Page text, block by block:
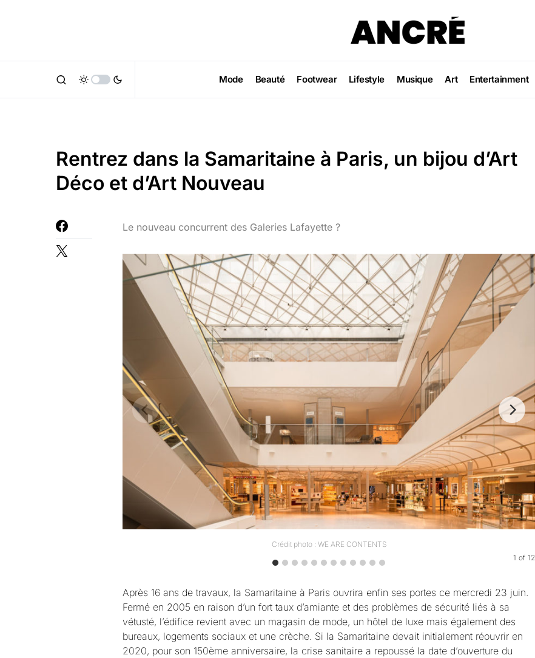
Mode Beauté Footwear Lifestyle Musique Art Entertainment
Rentrez dans la Samaritaine à Paris, un bijou d’Art
Déco et d’Art Nouveau
Le nouveau concurrent des Galeries Lafayette ?
Crédit photo : WE ARE CONTENTS
1 of 12
Après 16 ans de travaux, la Samaritaine à Paris ouvrira enfin ses portes ce mercredi 23 juin.
Fermé en 2005 en raison d’un fort taux d’amiante et des problèmes de sécurité liés à sa
vétusté, l’édifice revient avec un magasin de mode, un hôtel de luxe mais également des
bureaux, logements sociaux et une crèche. Si la Samaritaine devait initialement réouvrir en
2020, pour son 150ème anniversaire, la crise sanitaire a repoussé la date d’ouverture du